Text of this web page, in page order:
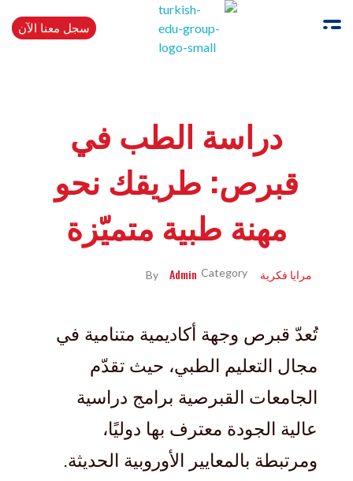
سجل معنا الآن
دراسة الطب في
قبرص: طريقك نحو
مهنة طبية متميّزة
By Admin مرايا فكرية
تُعدّ قبرص وجهة أكاديمية متنامية في
مجال التعليم الطبي، حيث تقدّم
الجامعات القبرصية برامج دراسية
عالية الجودة معترف بها دوليًا،
ومرتبطة بالمعايير الأوروبية الحديثة.